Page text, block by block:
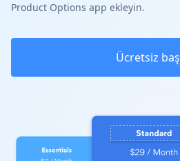
Product Options app ekleyin.
Ücretsiz